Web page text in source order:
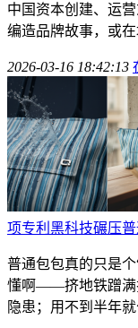
中国资本创建、运
编造品牌故事，或
2026-03-16 18:42:13
项专利黑科技碾压
普通包包真的只是
懂啊——挤地铁蹭满
隐患；用不到半年